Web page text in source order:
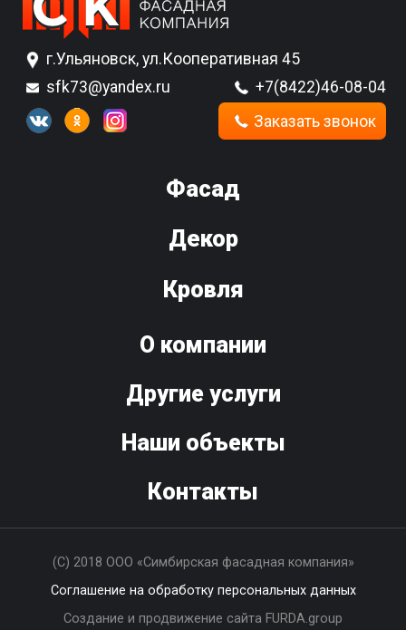
г.Ульяновск, ул.Кооперативная 45
sfk73@yandex.ru
+7(8422)46-08-04
Заказать звонок
Фасад
Декор
Кровля
О компании
Другие услуги
Наши объекты
Контакты
(С) 2018 ООО «Симбирская фасадная компания»
Соглашение на обработку персональных данных
Создание и продвижение сайта FURDA.group